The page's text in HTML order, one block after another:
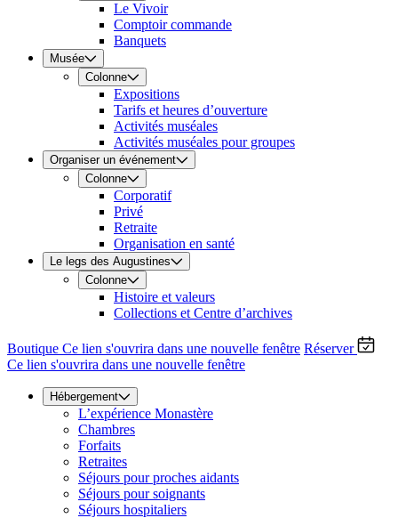
Le Vivoir
Comptoir commande
Banquets
Musée
Colonne
Expositions
Tarifs et heures d’ouverture
Activités muséales
Activités muséales pour groupes
Organiser un événement
Colonne
Corporatif
Privé
Retraite
Organisation en santé
Le legs des Augustines
Colonne
Histoire et valeurs
Collections et Centre d’archives
Boutique Ce lien s'ouvrira dans une nouvelle fenêtre Réserver
Ce lien s'ouvrira dans une nouvelle fenêtre
Hébergement
L’expérience Monastère
Chambres
Forfaits
Retraites
Séjours pour proches aidants
Séjours pour soignants
Séjours hospitaliers